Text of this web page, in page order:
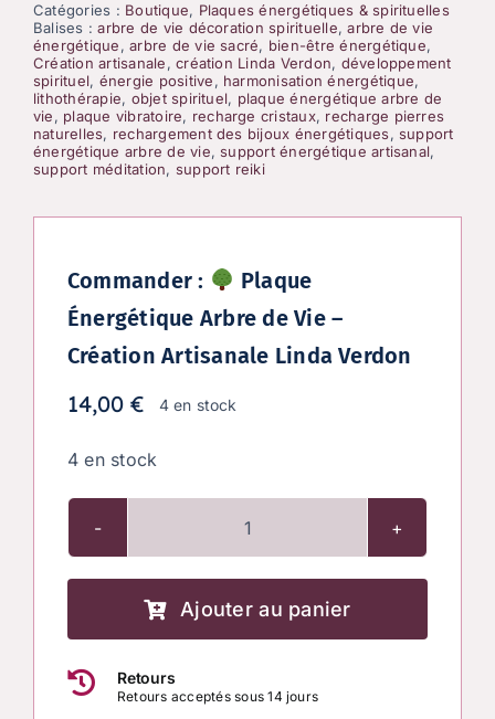
Catégories : Boutique, Plaques énergétiques & spirituelles
Balises :arbre de vie décoration spirituelle,arbre de vie
énergétique,arbre de vie sacré, bien-être énergétique,
Création artisanale,création Linda Verdon, développement
spirituel, énergie positive, harmonisation énergétique,
lithothérapie, objet spirituel, plaque énergétique arbre de
vie, plaque vibratoire, recharge cristaux, recharge pierres
naturelles, rechargement des bijoux énergétiques, support
énergétique arbre de vie, support énergétique artisanal,
support méditation, support reiki
Commander :
Plaque
Énergétique Arbre de Vie –
Création Artisanale Linda Verdon
14,00 € 4 en stock
4 en stock
quantité
Arbre
Ajouter au panier
Retours
Retours acceptés sous 14 jours